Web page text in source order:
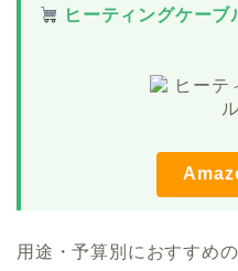
ヒーティングケーブ
用途・予算別におすすめ